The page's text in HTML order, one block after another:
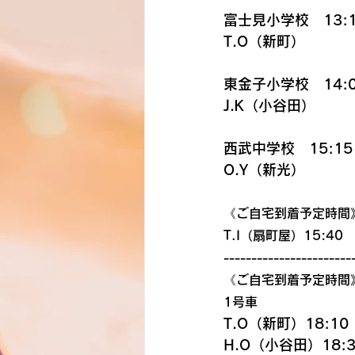
富士見小学校　
T.O（新町）
東金子小学校　
J.K（小谷田）
西武中学校　15:15
O.Y（新光）
《ご自宅到着予定時間
T.I（扇町屋）15:40
《ご自宅到着予定時間
1号車
T.O（新町）18:10
H.O（小谷田）